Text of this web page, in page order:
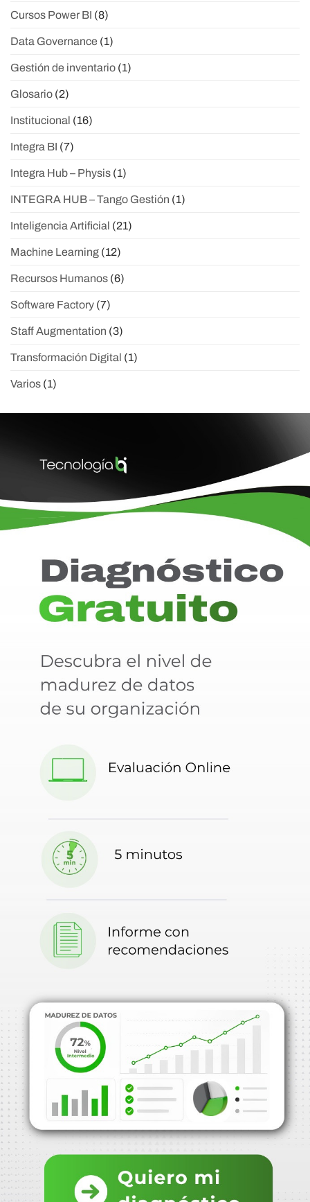
Cursos Power BI (8)
Data Governance (1)
Gestión de inventario (1)
Glosario (2)
Institucional (16)
Integra BI (7)
Integra Hub – Physis (1)
INTEGRA HUB – Tango Gestión (1)
Inteligencia Artificial (21)
Machine Learning (12)
Recursos Humanos (6)
Software Factory (7)
Staff Augmentation (3)
Transformación Digital (1)
Varios (1)